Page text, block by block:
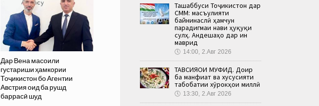
Дар Вена масоили
густариши ҳамкории
Тоҷикистон бо Агентии
Австрия оид ба рушд
баррасӣ шуд
Ташаббуси Тоҷикистон дар
СММ: масъулияти
байнинаслӣ ҳамчун
парадигмаи нави ҳуқуқи
сулҳ. Андешаҳо дар ин
маврид
🕔 14:00, 2.Авг 2026
ТАВСИЯҲОИ МУФИД. Доир
ба манфиат ва хусусияти
табобатии хӯрокҳои миллӣ
🕔 13:30, 2.Авг 2026